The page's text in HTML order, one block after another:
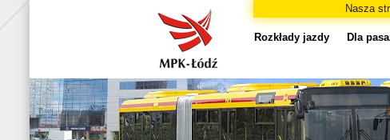
Nasza
Rozkłady jazdy Dla